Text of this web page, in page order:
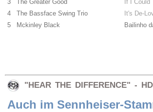
3 The Greater Good
4 The Bassface Swing Trio
5 Mckinley Black
If I Could
It's De-
Bailinho
"HEAR THE DIFFERENCE" -
Auch im Sennheiser-